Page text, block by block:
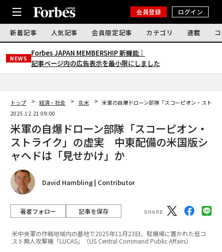
会員登録 ログイン
新着記事 人気記事 会員限定記事 カテゴリ 連載
NEWS
Forbes JAPAN MEMBERSHIP 新機能｜
記事ページ内の広告表示を最小限にしました
トップ 経済・社会 北米
米軍の自爆ドローン部隊「スコーピオン・スト
2025.12.21 09:00
米軍の自爆ドローン部隊「スコーピオン・
ストライク」の虚実 中東配備の米国版シ
ャヘドは「見せかけ」か
David Hambling | Contributor
著者フォロー 記事を保存
米中央軍の作戦地域内の基地で2025年11月23日、駐機場に置かれた低コ
スト無人攻撃機「LUCAS」（US Central Command Public Affairs）